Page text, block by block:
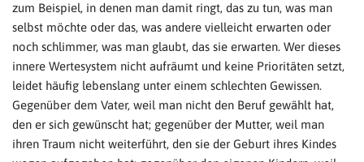
zum Beispiel, in denen man damit ringt, das zu tun, was man
selbst möchte oder das, was andere vielleicht erwarten oder
noch schlimmer, was man glaubt, das sie erwarten. Wer dieses
innere Wertesystem nicht aufräumt und keine Prioritäten setzt,
leidet häufig lebenslang unter einem schlechten Gewissen.
Gegenüber dem Vater, weil man nicht den Beruf gewählt hat,
den er sich gewünscht hat; gegenüber der Mutter, weil man
ihren Traum nicht weiterführt, den sie der Geburt ihres Kindes